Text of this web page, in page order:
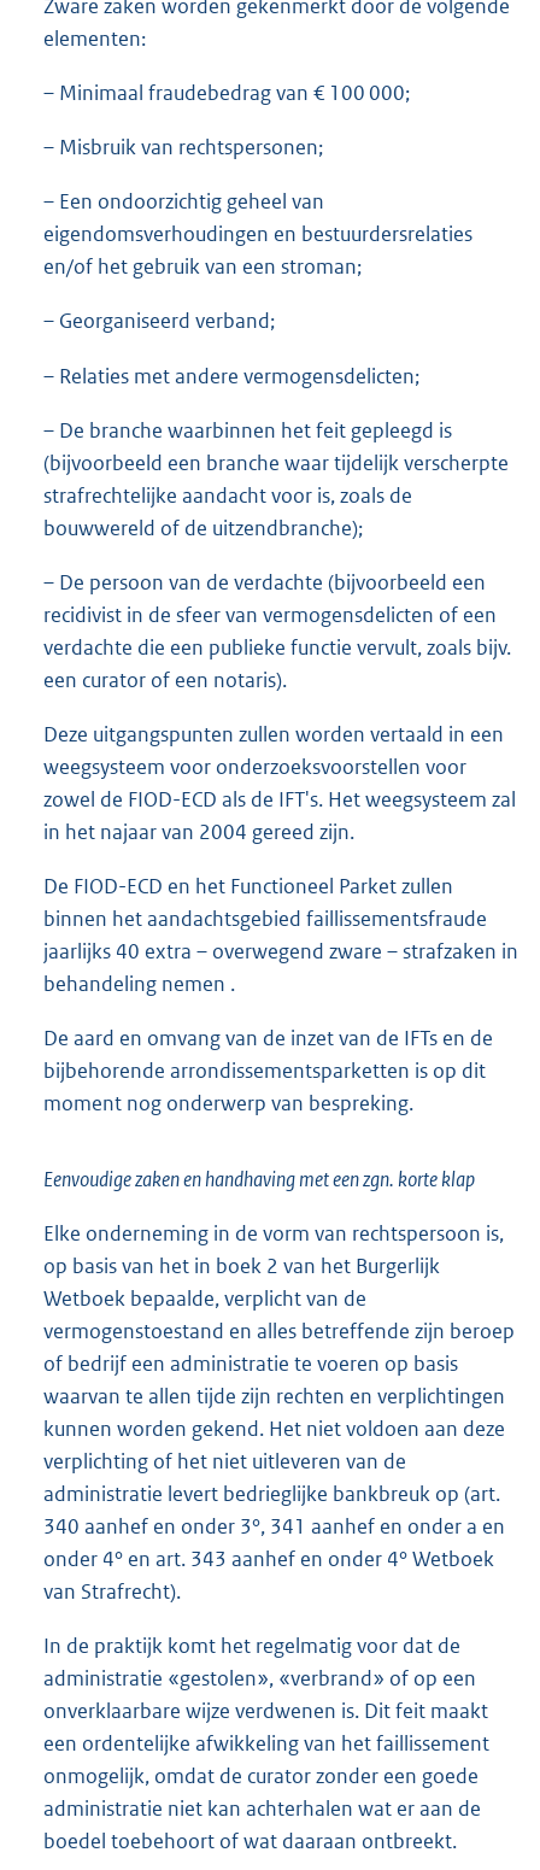
Zware zaken worden gekenmerkt door de volgende
elementen:
– Minimaal fraudebedrag van € 100 000;
– Misbruik van rechtspersonen;
– Een ondoorzichtig geheel van
eigendomsverhoudingen en bestuurdersrelaties
en/of het gebruik van een stroman;
– Georganiseerd verband;
– Relaties met andere vermogensdelicten;
– De branche waarbinnen het feit gepleegd is
(bijvoorbeeld een branche waar tijdelijk verscherpte
strafrechtelijke aandacht voor is, zoals de
bouwwereld of de uitzendbranche);
– De persoon van de verdachte (bijvoorbeeld een
recidivist in de sfeer van vermogensdelicten of een
verdachte die een publieke functie vervult, zoals bijv.
een curator of een notaris).
Deze uitgangspunten zullen worden vertaald in een
weegsysteem voor onderzoeksvoorstellen voor
zowel de FIOD-ECD als de IFT's. Het weegsysteem zal
in het najaar van 2004 gereed zijn.
De FIOD-ECD en het Functioneel Parket zullen
binnen het aandachtsgebied faillissementsfraude
jaarlijks 40 extra – overwegend zware – strafzaken in
behandeling nemen .
De aard en omvang van de inzet van de IFTs en de
bijbehorende arrondissementsparketten is op dit
moment nog onderwerp van bespreking.
Eenvoudige zaken en handhaving met een zgn. korte klap
Elke onderneming in de vorm van rechtspersoon is,
op basis van het in boek 2 van het Burgerlijk
Wetboek bepaalde, verplicht van de
vermogenstoestand en alles betreffende zijn beroep
of bedrijf een administratie te voeren op basis
waarvan te allen tijde zijn rechten en verplichtingen
kunnen worden gekend. Het niet voldoen aan deze
verplichting of het niet uitleveren van de
administratie levert bedrieglijke bankbreuk op (art.
340 aanhef en onder 3°, 341 aanhef en onder a en
onder 4° en art. 343 aanhef en onder 4° Wetboek
van Strafrecht).
In de praktijk komt het regelmatig voor dat de
administratie «gestolen», «verbrand» of op een
onverklaarbare wijze verdwenen is. Dit feit maakt
een ordentelijke afwikkeling van het faillissement
onmogelijk, omdat de curator zonder een goede
administratie niet kan achterhalen wat er aan de
boedel toebehoort of wat daaraan ontbreekt.